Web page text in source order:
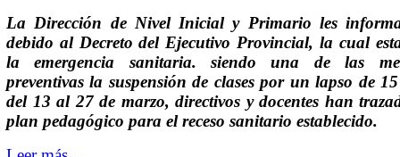
La Dirección de Nivel Inicial y Primario les
debido al Decreto del Ejecutivo Provincial, la cual
la emergencia sanitaria. siendo una de las
preventivas la suspensión de clases por un lapso de
del 13 al 27 de marzo, directivos y docentes han
plan pedagógico para el receso sanitario establecido.